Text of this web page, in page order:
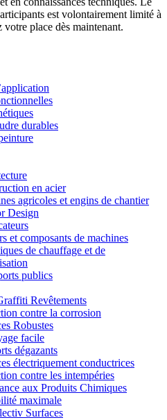
est volontairement limité à
votre place dès maintenant.
durables
en acier
agricoles et engins de chantier
Design
et composants de machines
de chauffage et de
publics
Revêtements
contre la corrosion
Robustes
facile
dégazants
électriquement conductrices
contre les intempéries
aux Produits Chimiques
maximale
Surfaces